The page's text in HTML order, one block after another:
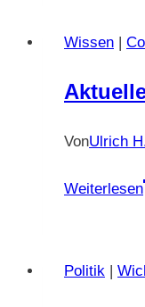
Wissen
VonUlrich
Weiterlesen
Politik